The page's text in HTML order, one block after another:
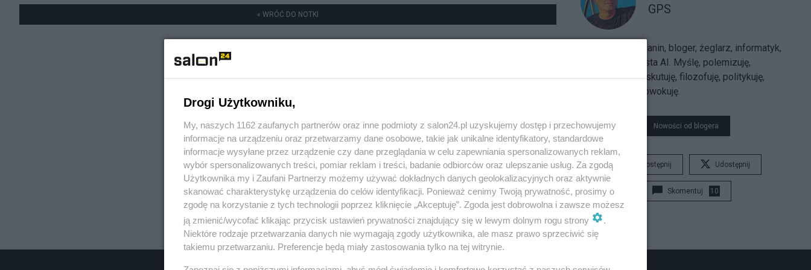
« WRÓĆ DO NOTKI GPS
Sarmatolibertarianin, bloger, żeglarz, informatyk,
trajkkarz, futurysta AI. Myślę, polemizuję,
argumentuję, dyskutuję, filozofuję, politykuję,
uzasadniam, prowokuję.
Nowości od blogera
Udostępnij Udostępnij
Skomentuj 10
Drogi Użytkowniku,
My, naszych 1162 zaufanych partnerów oraz inne podmioty z salon24.pl uzyskujemy dostęp i przechowujemy
informacje na urządzeniu oraz przetwarzamy dane osobowe, takie jak unikalne identyfikatory, standardowe
informacje wysyłane przez urządzenie czy dane przeglądania w celu zapewniania spersonalizowanych reklam,
wybór spersonalizowanych treści, pomiar reklam i treści, badanie odbiorców oraz ulepszanie usług. Za zgodą
Użytkownika my i Zaufani Partnerzy możemy używać dokładnych danych geolokalizacyjnych oraz aktywnie
skanować charakterystykę urządzenia do celów identyfikacji. Ponieważ cenimy Twoją prywatność, prosimy o
zgodę na korzystanie z tych technologii poprzez kliknięcie „Akceptuję”. Zgoda jest dobrowolna i zawsze możesz
ją zmienić/wycofać klikając przycisk ustawień prywatności znajdujący się w lewym dolnym rogu strony
.
Niektóre rodzaje przetwarzania danych nie wymagają zgody użytkownika, ale masz prawo sprzeciwić się
takiemu przetwarzaniu. Preferencje będą miały zastosowania tylko na tej witrynie.